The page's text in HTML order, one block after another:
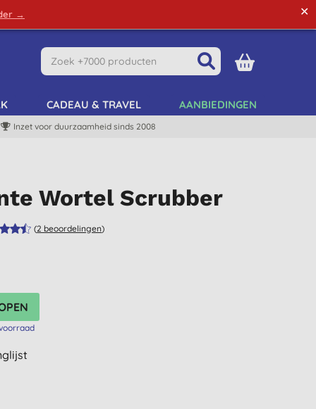
→ ✕
CADEAU & TRAVEL AANBIEDINGEN
Inzet voor duurzaamheid sinds 2008
Wortel Scrubber
(2 beoordelingen)